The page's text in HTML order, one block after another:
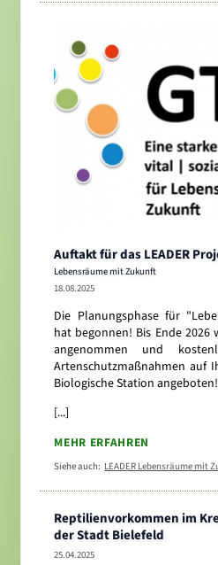
Auftakt für das LEADER
Lebensräume mit Zukunft
18.08.2025
Die Planungsphase für
hat begonnen! Bis Ende 2026
angenommen und
Artenschutzmaßnahmen auf
Biologische Station angeboten!
[...]
MEHR ERFAHREN
Siehe auch: LEADER Lebensräume mit
Reptilienvorkommen im
der Stadt Bielefeld
25.04.2025